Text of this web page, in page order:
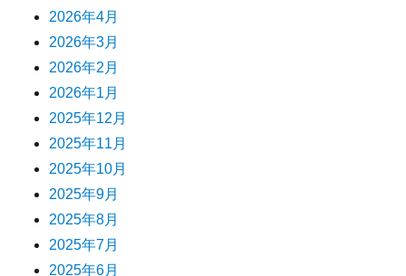
2026年4月
2026年3月
2026年2月
2026年1月
2025年12月
2025年11月
2025年10月
2025年9月
2025年8月
2025年7月
2025年6月